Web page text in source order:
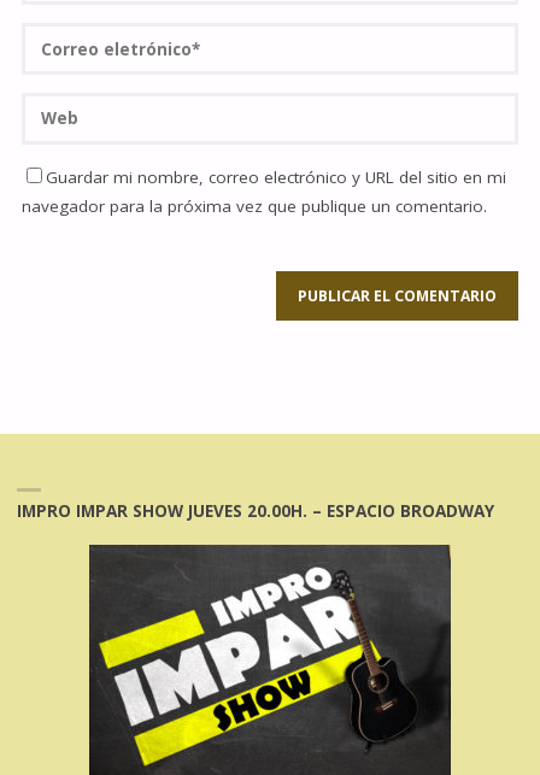
Guardar mi nombre, correo electrónico y URL del sitio en mi
navegador para la próxima vez que publique un comentario.
IMPRO IMPAR SHOW JUEVES 20.00H. – ESPACIO BROADWAY